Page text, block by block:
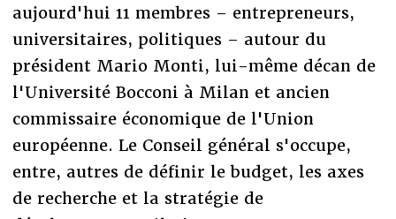
aujourd'hui 11 membres – entrepreneurs,
universitaires, politiques – autour du
président Mario Monti, lui-même décan de
l'Université Bocconi à Milan et ancien
commissaire économique de l'Union
européenne. Le Conseil général s'occupe,
entre, autres de définir le budget, les axes
de recherche et la stratégie de